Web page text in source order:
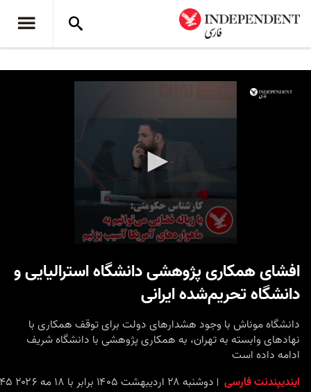
of
2افشای همکاری پژوهشی دانشگاه استرالیایی و
دانشگاه تحریم‌شده ایرانی
دانشگاه موناش با وجود هشدارهای دولت برای توقف همکاری با
نهادهای وابسته به تهران، به همکاری پژوهشی با دانشگاه شریف
ادامه داده است
ایندیپندنت فارسی
دوشنبه ۲۸ اردیبهشت ۱۴۰۵ برابر با ۱۸ مه ۲۰۲۶ ۱۵:۴۵